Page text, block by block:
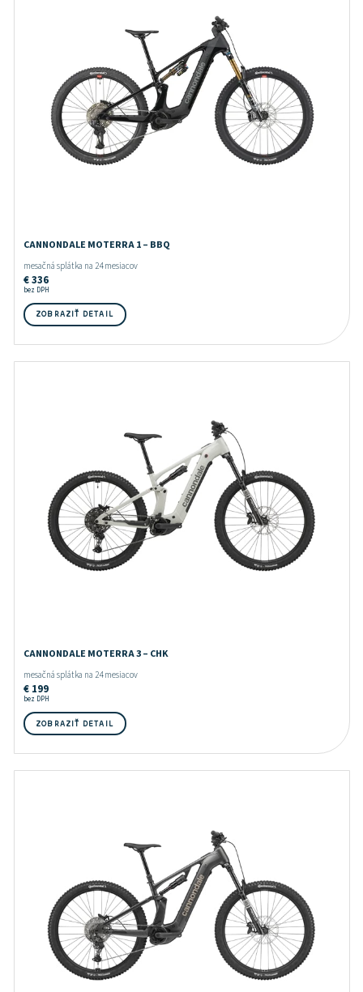
CANNONDALE MOTERRA 1 – BBQ
mesačná splátka na 24 mesiacov
€336
bez DPH
ZOBRAZIŤ DETAIL
CANNONDALE MOTERRA 3 – CHK
mesačná splátka na 24 mesiacov
€199
bez DPH
ZOBRAZIŤ DETAIL